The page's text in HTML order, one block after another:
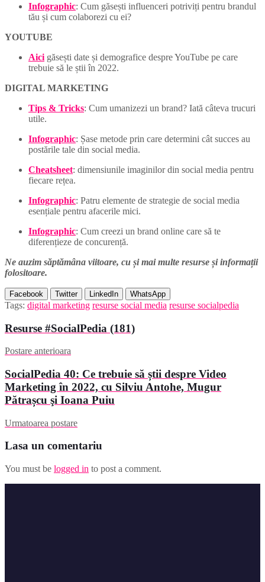
Infographic: Cum găsești influenceri potriviți pentru brandul
tău și cum colaborezi cu ei?
YOUTUBE
Aici găsești date și demografice despre YouTube pe care
trebuie să le știi în 2022.
DIGITAL MARKETING
Tips & Tricks: Cum umanizezi un brand? Iată câteva trucuri
utile.
Infographic: Șase metode prin care determini cât succes au
postările tale din social media.
Cheatsheet: dimensiunile imaginilor din social media pentru
fiecare rețea.
Infographic: Patru elemente de strategie de social media
esențiale pentru afacerile mici.
Infographic: Cum creezi un brand online care să te
diferențieze de concurență.
Ne auzim săptămâna viitoare, cu și mai multe resurse și informații
folositoare.
Facebook Twitter LinkedIn WhatsApp
Tags: digital marketing resurse social media resurse socialpedia
Resurse #SocialPedia (181)
Postare anterioara
SocialPedia 40: Ce trebuie să știi despre Video
Marketing în 2022, cu Silviu Antohe, Mugur
Pătrașcu şi Ioana Puiu
Urmatoarea postare
Lasa un comentariu
You must be logged in to post a comment.